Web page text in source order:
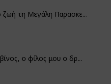
ζωή τη Μεγάλη Παρασκε...
ο φίλος μου ο δρ...